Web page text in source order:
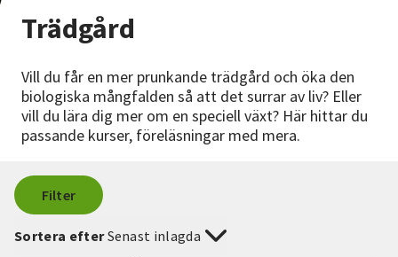
Lyssna
Trädgård
Vill du får en mer prunkande trädgård och öka den
biologiska mångfalden så att det surrar av liv? Eller
vill du lära dig mer om en speciell växt? Här hittar du
passande kurser, föreläsningar med mera.
Filter
Sortera efterSenast inlagda